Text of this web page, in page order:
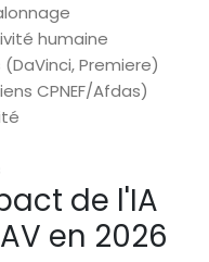
humaine
Premiere)
CPNEF/Afdas)
de l'IA
en 2026